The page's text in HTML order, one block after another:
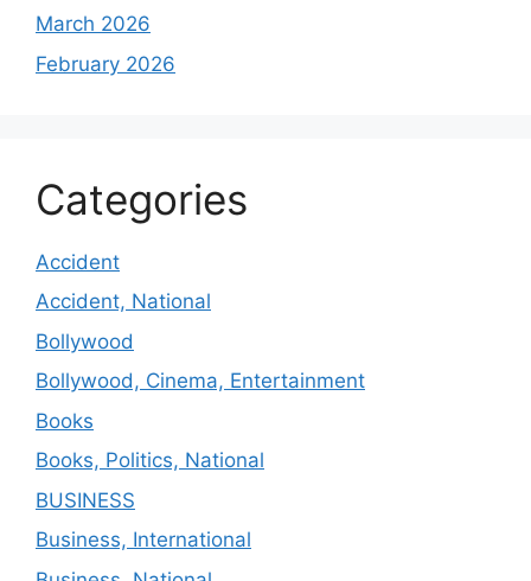
March 2026
February 2026
Categories
Accident
Accident, National
Bollywood
Bollywood, Cinema, Entertainment
Books
Books, Politics, National
BUSINESS
Business, International